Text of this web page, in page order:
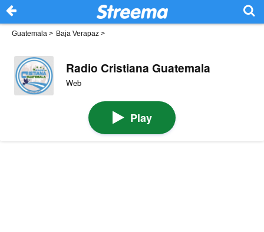
Guatemala > Baja Verapaz >
Radio Cristiana Guatemala
Web
Play